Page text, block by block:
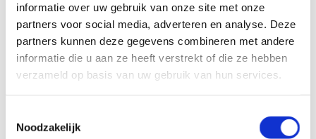
informatie over uw gebruik van onze site met onze
partners voor social media, adverteren en analyse. Deze
partners kunnen deze gegevens combineren met andere
informatie die u aan ze heeft verstrekt of die ze hebben
verzameld op basis van uw gebruik van hun services.
Noodzakelijk
dit soms zwaar. Momenteel is ze volledig afgekeurd en
om de dagen door te komen houdt ze zich bezig met
lezen, puzzelen, een goede serie kijken en wandelen met
haar hond Pip. In haar blogs geeft ze een inkijk in haar
dagelijks leven en hoopt ze herkenning en erkenning te
bieden voor wie daarnaar op zoek is.